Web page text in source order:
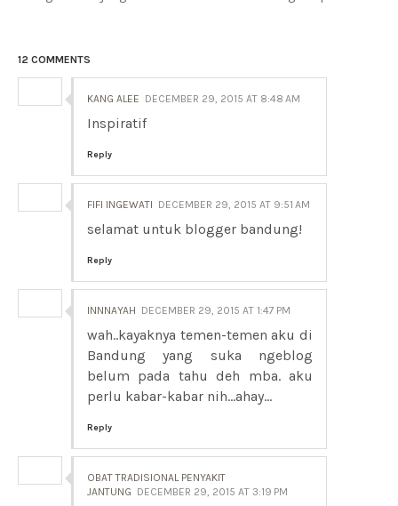
12 COMMENTS
KANG ALEE DECEMBER 29, 2015 AT 8:48 AM
Inspiratif
Reply
FIFI INGEWATI DECEMBER 29, 2015 AT 9:51 AM
selamat untuk blogger bandung!
Reply
INNNAYAH DECEMBER 29, 2015 AT 1:47 PM
wah..kayaknya temen-temen aku di
Bandung yang suka ngeblog
belum pada tahu deh mba. aku
perlu kabar-kabar nih...ahay...
Reply
OBAT TRADISIONAL PENYAKIT
JANTUNG DECEMBER 29, 2015 AT 3:19 PM